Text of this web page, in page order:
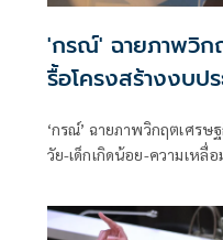
'กรณ์' ฉายภาพวิก
รื้อโครงสร้างงบป
‘กรณ์’ ฉายภาพวิกฤตเศร
วัย-เด็กเกิดน้อย-ความเหลื่
สังคายนางบฯ และปฏิรูปกา